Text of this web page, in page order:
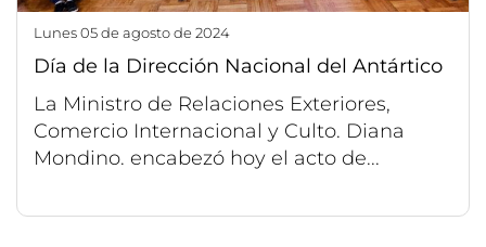
lunes 05 de agosto de 2024
Día de la Dirección Nacional del Antártico
La Ministro de Relaciones Exteriores,
Comercio Internacional y Culto. Diana
Mondino. encabezó hoy el acto de...